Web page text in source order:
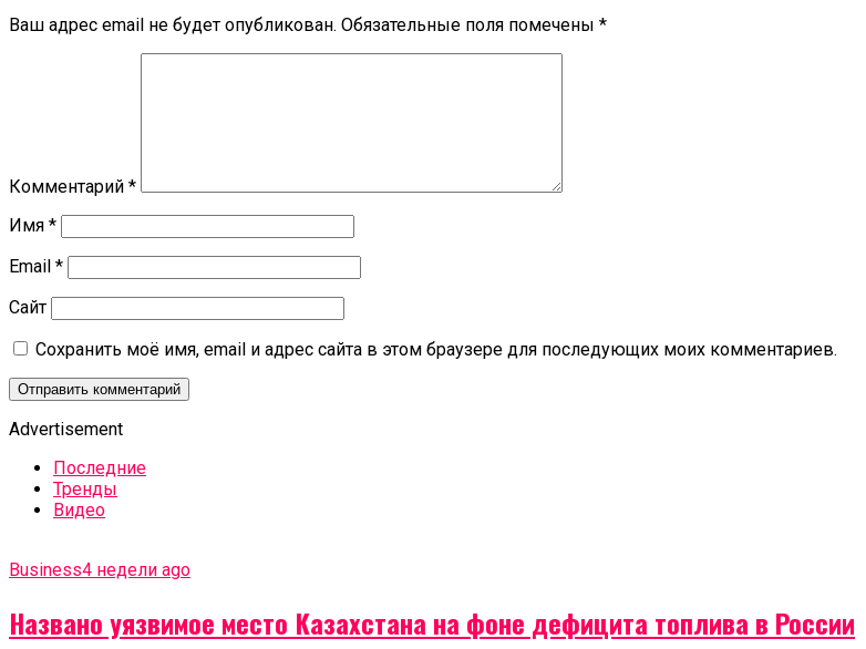
Ваш адрес email не будет опубликован. Обязательные поля помечены *
Комментарий *
Имя *
Email *
Сайт
Сохранить моё имя, email и адрес сайта в этом браузере для последующих моих комментариев.
Advertisement
Последние
Тренды
Видео
Business4 недели ago
Названо уязвимое место Казахстана на фоне дефицита топлива в России